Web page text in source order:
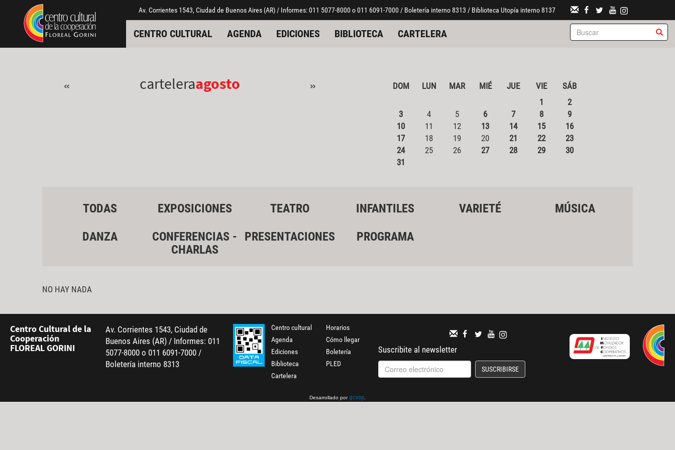
Pasar al contenido principal
Jump to main content Av. Corrientes 1543, Ciudad de Buenos Aires (AR) / Informes: 011 5077-8000 o 011 6091-7000 / Boletería interno 8313 / Biblioteca Utopía interno 8137
CENTRO CULTURAL AGENDA EDICIONES BIBLIOTECA CARTELERA
« carteleraagosto » DOM LUN MAR MIÉ JUE VIE
SÁB
1
2
3
4 5 6 7 8
9
10
11 12 13 14 15
16
17
18 19 20 21 22
23
24
25 26 27 28 29
30
31
TODAS EXPOSICIONES TEATRO INFANTILES VARIETÉ
MÚSICA
DANZA
CONFERENCIAS -
CHARLAS
PRESENTACIONES PROGRAMA
NO HAY NADA
Centro Cultural de la
Cooperación
FLOREAL GORINI
Av. Corrientes 1543, Ciudad de
Buenos Aires (AR) / Informes: 011
5077-8000 o 011 6091-7000 /
Boletería interno 8313
Centro cultural
Agenda
Ediciones
Biblioteca
Cartelera
Horarios
Cómo llegar
Boletería
PLED
Suscribite al newsletter
SUSCRIBIRSE
Desarrollado por gcoop